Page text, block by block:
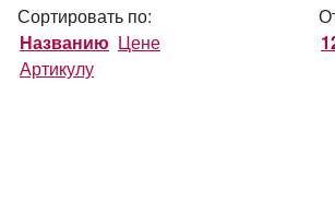
Сортировать по:
Названию Цене
Артикулу